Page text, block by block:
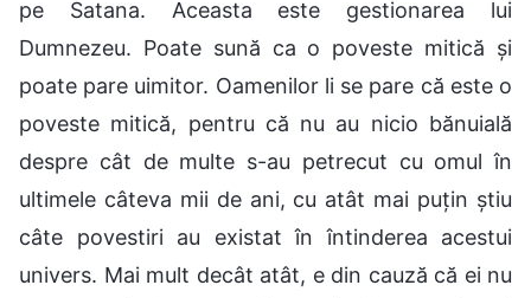
pe Satana. Aceasta este gestionarea lui
Dumnezeu. Poate sună ca o poveste mitică și
poate pare uimitor. Oamenilor li se pare că este o
poveste mitică, pentru că nu au nicio bănuială
despre cât de multe s-au petrecut cu omul în
ultimele câteva mii de ani, cu atât mai puțin știu
câte povestiri au existat în întinderea acestui
univers. Mai mult decât atât, e din cauză că ei nu